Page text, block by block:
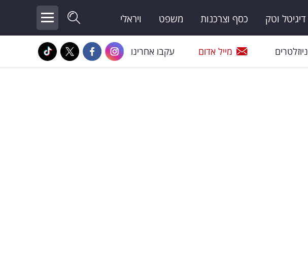
דיגיטל וטק כסף וצרכנות משפט ויראלי
ניוזלטרים מייל אדום עקבו אחרינו